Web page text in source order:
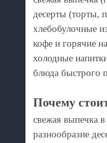
десерты (торты,
хлебобулочные
кофе и горячие
холодные
блюда быстрого
Почему
свежая выпечка
разнообразие